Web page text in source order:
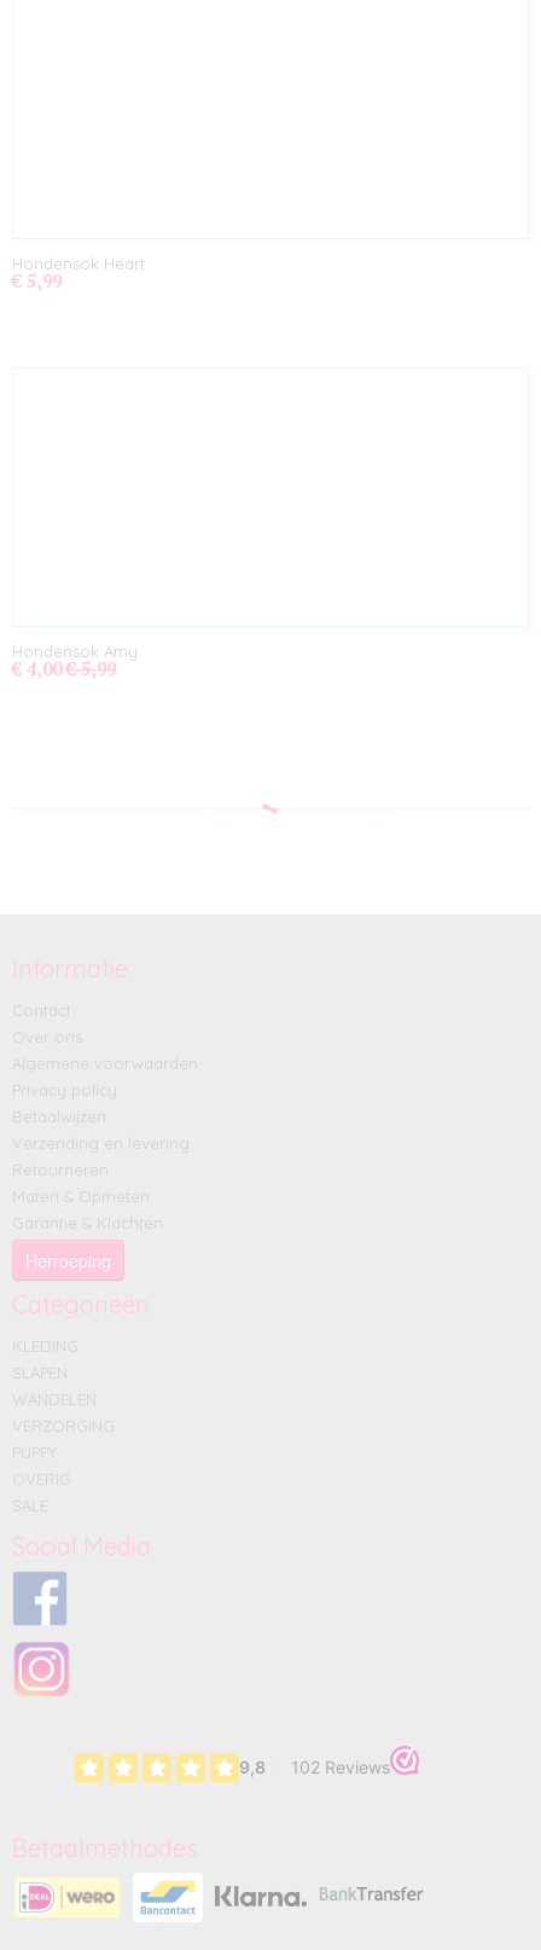
Hondensok Heart
€ 5,99
Hondensok Amy
€ 4,00 € 5,99
Informatie
Contact
Over ons
Algemene voorwaarden
Privacy policy
Betaalwijzen
Verzending en levering
Retourneren
Maten & Opmeten
Garantie & Klachten
Herroeping
Categorieën
KLEDING
SLAPEN
WANDELEN
VERZORGING
PUPPY
OVERIG
SALE
Social Media
Betaalmethodes